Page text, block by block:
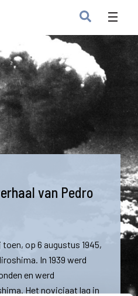
van Pedro
op 6 augustus 1945,
In 1939 werd
en werd
Het noviciaat lag in